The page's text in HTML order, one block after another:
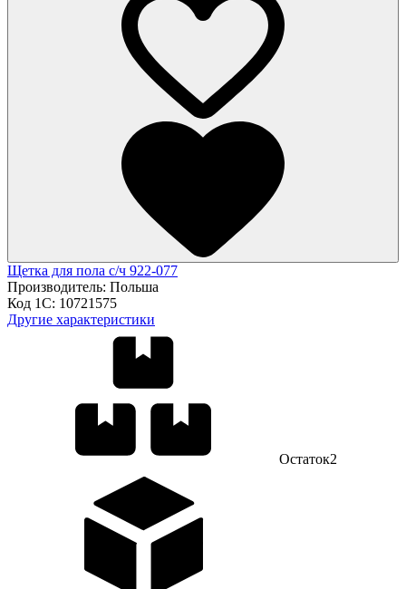
Щетка для пола с/ч 922-077
Производитель: Польша
Код 1С: 10721575
Другие характеристики
Остаток2